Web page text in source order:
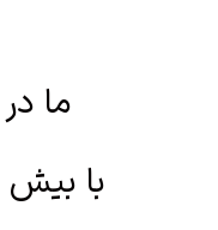
ما
با بیش از 7 سال